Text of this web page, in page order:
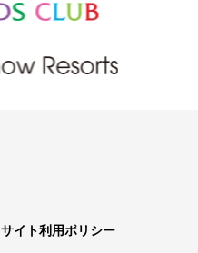
サイト利用ポリシー